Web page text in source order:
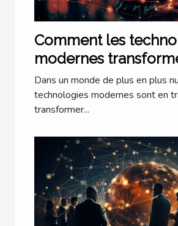
Comment les
modernes
cabinets d'avocats à
Dans un monde de plus en plus
technologies modernes sont en
transformer...